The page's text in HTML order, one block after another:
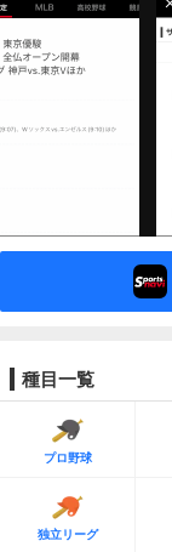
種目一覧
プロ野球
独立リーグ